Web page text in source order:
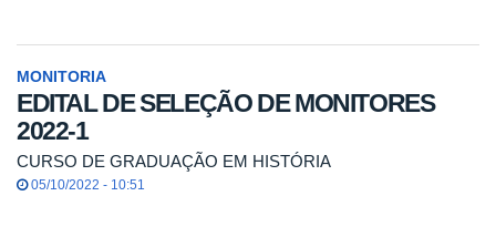
MONITORIA
EDITAL DE SELEÇÃO DE MONITORES
2022-1
CURSO DE GRADUAÇÃO EM HISTÓRIA
05/10/2022 - 10:51